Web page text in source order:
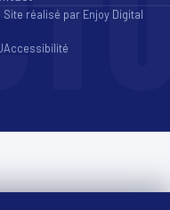
Site réalisé par Enjoy Digital
Accessibilité